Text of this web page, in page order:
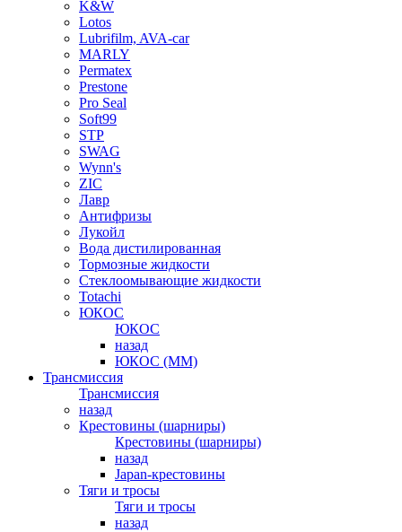
K&W
Lotos
Lubrifilm, AVA-car
MARLY
Permatex
Prestone
Pro Seal
Soft99
STP
SWAG
Wynn's
ZIC
Лавр
Антифризы
Лукойл
Вода дистилированная
Тормозные жидкости
Стеклоомывающие жидкости
Totachi
ЮКОС
ЮКОС
назад
ЮКОС (ММ)
Трансмиссия
Трансмиссия
назад
Крестовины (шарниры)
Крестовины (шарниры)
назад
Japan-крестовины
Тяги и тросы
Тяги и тросы
назад